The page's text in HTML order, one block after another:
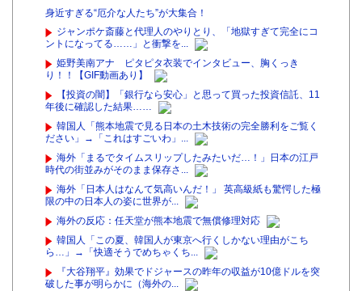
身近すぎる“厄介な人たち”が大集合！
ジャンポケ斎藤と代理人のやりとり、「地獄すぎて完全にコ
ントになってる……」と衝撃を...
姫野美南アナ ピタピタ衣装でインタビュー、胸くっき
り！！【GIF動画あり】
【投資の闇】「銀行なら安心」と思って買った投資信託、11
年後に確認した結果……
韓国人「熊本地震で見る日本の土木技術の完全勝利をご覧く
ださい」→「これはすごいわ」...
海外「まるでタイムスリップしたみたいだ…！」日本の江戸
時代の街並みがそのまま保存さ...
海外「日本人はなんて気高いんだ！」 英高級紙も驚愕した極
限の中の日本人の姿に世界が...
海外の反応：任天堂が熊本地震で無償修理対応
韓国人「この夏、韓国人が東京へ行くしかない理由がこち
ら…」→「快適そうでめちゃくち...
『大谷翔平』効果でドジャースの昨年の収益が10億ドルを突
破した事が明らかに（海外の...